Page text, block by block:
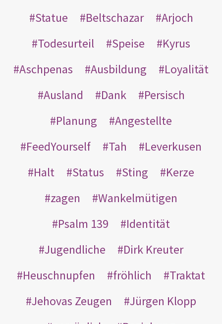
Statue
Beltschazar
Arjoch
Todesurteil
Speise
Kyrus
Aschpenas
Ausbildung
Loyalität
Ausland
Dank
Persisch
Planung
Angestellte
FeedYourself
Tah
Leverkusen
Halt
Status Sting
Kerze
zagen
Wankelmütigen
Psalm 139
Identität
Jugendliche
Dirk Kreuter
Heuschnupfen
fröhlich
Traktat
Jehovas Zeugen
Jürgen Klopp